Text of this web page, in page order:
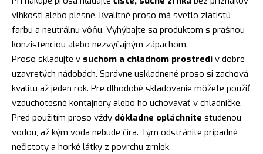
vlhkosti alebo plesne. Kvalitné proso má svetlo zlatistú
farbu a neutrálnu vôňu. Vyhýbajte sa produktom s prašnou
konzistenciou alebo nezvyčajným zápachom.
Proso skladujte v suchom a chladnom prostredív dobre
uzavretých nádobách. Správne uskladnené proso si zachová
kvalitu až jeden rok. Pre dlhodobé skladovanie môžete použiť
vzduchotesné kontajnery alebo ho uchovávať v chladničke.
Pred použitím proso vždy dôkladne opláchnite studenou
vodou, až kým voda nebude číra. Tým odstránite prípadné
nečistoty a horké látky z povrchu zrniek.